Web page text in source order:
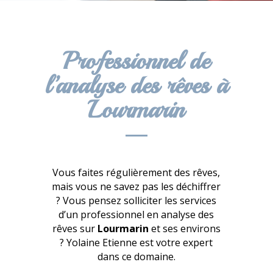
Professionnel de
l’analyse des rêves à
Lourmarin
Vous faites régulièrement des rêves,
mais vous ne savez pas les déchiffrer
? Vous pensez solliciter les services
d’un professionnel en analyse des
rêves sur Lourmarin et ses environs
? Yolaine Etienne est votre expert
dans ce domaine.